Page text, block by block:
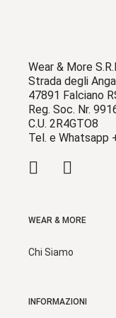
Wear & More
Strada degli
47891 Falciano
Reg. Soc. Nr.
C.U. 2R4GTO8
Tel. e Whatsapp
WEAR & MORE
Chi Siamo
INFORMAZIONI